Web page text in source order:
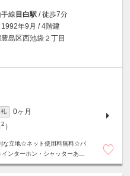
手線 目白駅 / 徒歩7分
年9月 / 4階建
島区西池袋２丁目
礼
0ヶ月
2 ）
な立地☆ネット使用料無料☆バ
ンターホン・シャッターあり